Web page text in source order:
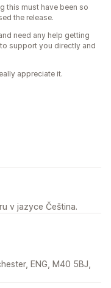
this must have been so
the release.
need any help getting
support you directly and
appreciate it.
v jazyce Čeština.
ENG, M40 5BJ,